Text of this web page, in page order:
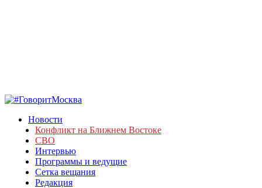
Новости
Конфликт на Ближнем Востоке
СВО
Интервью
Программы и ведущие
Сетка вещания
Редакция